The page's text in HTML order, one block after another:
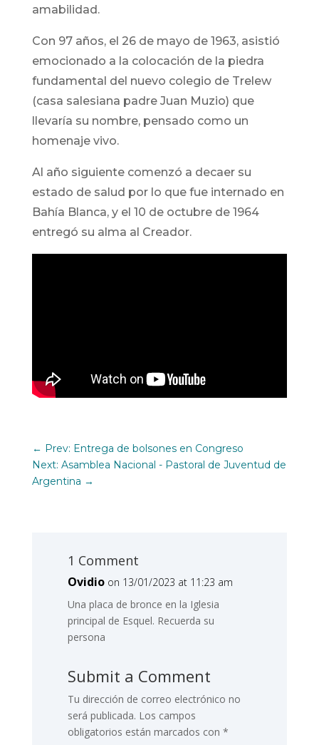
amabilidad.
Con 97 años, el 26 de mayo de 1963, asistió
emocionado a la colocación de la piedra
fundamental del nuevo colegio de Trelew
(casa salesiana padre Juan Muzio) que
llevaría su nombre, pensado como un
homenaje vivo.
Al año siguiente comenzó a decaer su
estado de salud por lo que fue internado en
Bahía Blanca, y el 10 de octubre de 1964
entregó su alma al Creador.
← Prev: Entrega de bolsones en Congreso
Next: Asamblea Nacional - Pastoral de Juventud de
Argentina →
1 Comment
Ovidio on 13/01/2023 at 11:23 am
Una placa de bronce en la Iglesia
principal de Esquel. Recuerda su
persona
Submit a Comment
Tu dirección de correo electrónico no
será publicada. Los campos
obligatorios están marcados con *